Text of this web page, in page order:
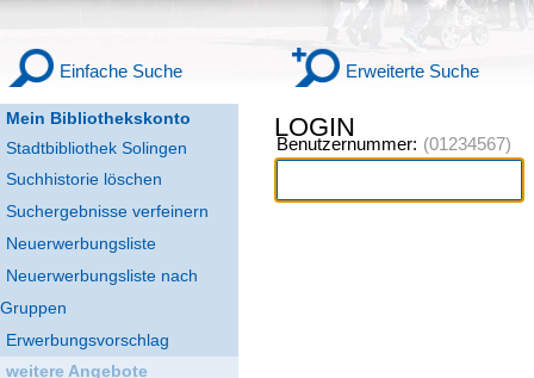
Mein Bibliothekskonto
Stadtbibliothek Solingen
Einfache Suche Erweiterte Suche
Suchhistorie löschen
Suchergebnisse verfeinern
Neuerwerbungsliste
Neuerwerbungsliste nach
Gruppen
Erwerbungsvorschlag
weitere Angebote
LOGIN
Benutzernummer: